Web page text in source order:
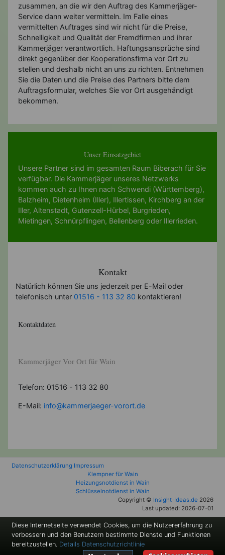
zusammen, an die wir den Auftrag des Kammerjäger-
Service dann weiter vermitteln. Im Falle eines
vermittelten Auftrages sind wir nicht für die Preise,
Schnelligkeit und Qualität der Fremdfirmen und ihrer
Kammerjäger verantwortlich. Haftungsansprüche sind
direkt gegenüber der Kooperationsfirma vor Ort zu
stellen und deshalb nicht an uns zu richten. Entnehmen
Sie die Daten und die Preise des Partners bitte dem
Auftragsformular, welches Sie vor Ort ausgehändigt
bekommen.
Unser Einsatzgebiet
Unsere Partner sind im gesamten Raum Biberach für Sie
verfügbar. Die Kammerjäger unseres Netzwerks
kommen auch zu Ihnen nach Schwendi (Württemberg),
Balzheim, Dietenheim (Iller), Illertissen, Kirchberg an der
Iller, Altenstadt, Gutenzell-Hürbel, Burgrieden,
Mietingen, Schnürpflingen, Bellenberg oder Illerrieden.
Kontakt
Natürlich können Sie uns jederzeit per E-Mail oder
telefonisch unter 01516 - 113 32 80 kontaktieren!
Kontaktdaten
Kammerjäger Vor Ort für Wain
Telefon: 01516 - 113 32 80
E-Mail: info@kammerjaeger-vorort.de
Datenschutzerklärung Impressum
Klempner für Wain
Heizungsnotdienst in Wain
Schlüsselnotdienst in Wain
Copyright © Insight-Ideas.de 2026
Last updated: 2026-07-01
Diese Internetseite verwendet Cookies, um die Nutzererfahrung zu
verbessern und den Benutzern bestimmte Dienste und Funktionen
bereitzustellen. Details Datenschutzrichtlinie